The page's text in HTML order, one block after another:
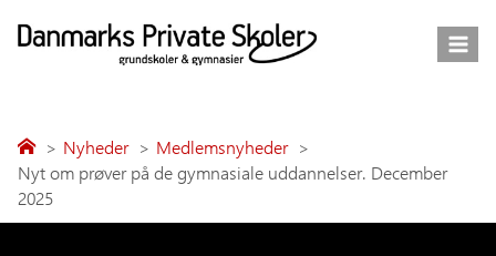
Nyheder
Medlemsnyheder
Nyt om prøver på de gymnasiale uddannelser. December
2025